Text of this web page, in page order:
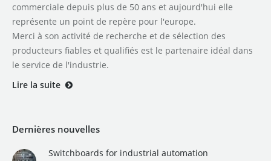
commerciale depuis plus de 50 ans et aujourd'hui elle
représente un point de repère pour l'europe.
Merci à son activité de recherche et de sélection des
producteurs fiables et qualifiés est le partenaire idéal dans
le service de l'industrie.
Lire la suite
Dernières nouvelles
Switchboards for industrial automation